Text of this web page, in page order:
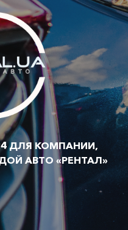
ДЛЯ КОМПАНИИ,
АВТО «РЕНТАЛ»